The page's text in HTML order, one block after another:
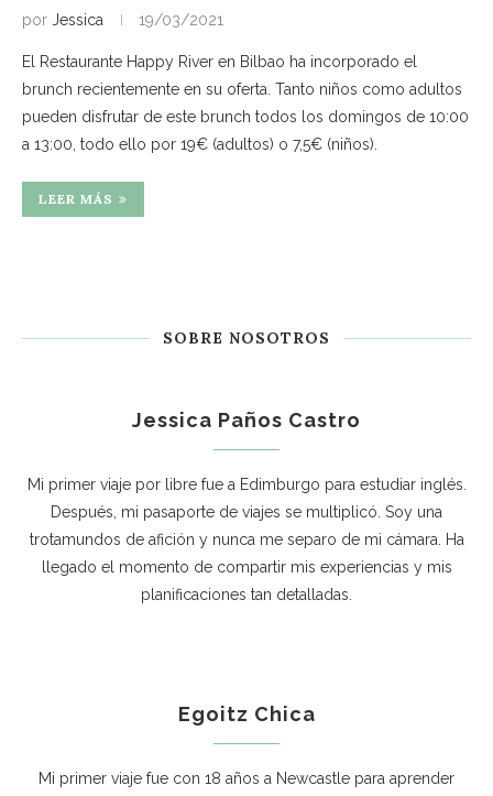
por Jessica 19/03/2021
El Restaurante Happy River en Bilbao ha incorporado el
brunch recientemente en su oferta. Tanto niños como adultos
pueden disfrutar de este brunch todos los domingos de 10:00
a 13:00, todo ello por 19€ (adultos) o 7,5€ (niños).
LEER MÁS
SOBRE NOSOTROS
Jessica Paños Castro
Mi primer viaje por libre fue a Edimburgo para estudiar inglés.
Después, mi pasaporte de viajes se multiplicó. Soy una
trotamundos de afición y nunca me separo de mi cámara. Ha
llegado el momento de compartir mis experiencias y mis
planificaciones tan detalladas.
Egoitz Chica
Mi primer viaje fue con 18 años a Newcastle para aprender